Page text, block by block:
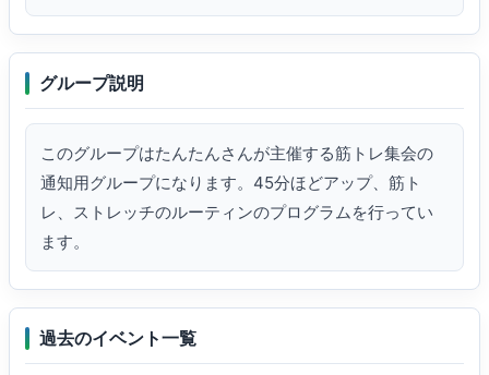
グループ説明
このグループはたんたんさんが主催する筋トレ集会の
通知用グループになります。45分ほどアップ、筋ト
レ、ストレッチのルーティンのプログラムを行ってい
ます。
過去のイベント一覧